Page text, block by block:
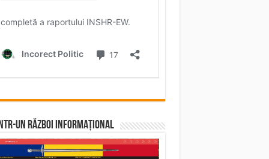
un RĂZBOI INFORMAȚIONAL